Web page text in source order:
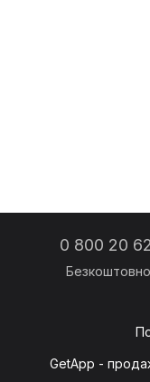
0 800 20
GetApp -